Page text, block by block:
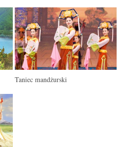
Taniec mandżurski